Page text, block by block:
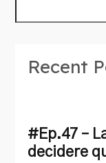
Recent
#Ep.47 –
decidere